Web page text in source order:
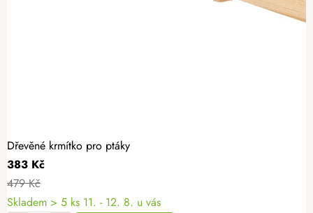
Dřevěné krmítko pro ptáky
383 Kč
479 Kč
Skladem > 5 ks 11. - 12. 8. u vás